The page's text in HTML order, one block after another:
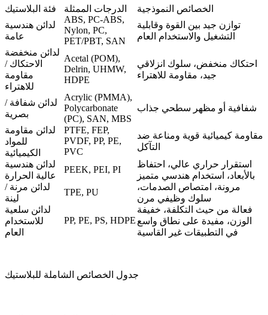
فئة البلاستيك الدرجات الممثلة
الخصائص النموذجية
لدائن هندسية
عامة
ABS, PC-ABS,
Nylon, PC,
PET/PBT, SAN
توازن جيد بين القوة وقابلية
التشغيل والاستخدام العام
لدائن منخفضة
الاحتكاك /
مقاومة
للاهتراء
Acetal (POM),
Delrin, UHMW,
HDPE
احتكاك منخفض، سلوك انزلاقي
جيد، مقاومة للاهتراء
لدائن شفافة /
بصرية
Acrylic (PMMA),
Polycarbonate
(PC), SAN, MBS
شفافية أو مظهر سطحي جذاب
لدائن مقاومة
للمواد
الكيميائية
PTFE, FEP,
PVDF, PP, PE,
PVC
مقاومة كيميائية قوية ومناعة ضد
التآكل
لدائن هندسية
عالية الحرارة
PEEK, PEI, PI
استقرار حراري عالي، احتفاظ
بالأبعاد، استخدام هندسي متميز
لدائن مرنة /
لينة
TPE, PU
مرونة، امتصاص الصدمات،
سلوك وظيفي مرن
لدائن سلعية
للاستخدام
العام
PP, PE, PS, HDPE
فعالة من حيث التكلفة، خفيفة
الوزن، مفيدة على نطاق واسع
في التطبيقات غير القاسية
جدول الخصائص الشاملة للبلاستيك